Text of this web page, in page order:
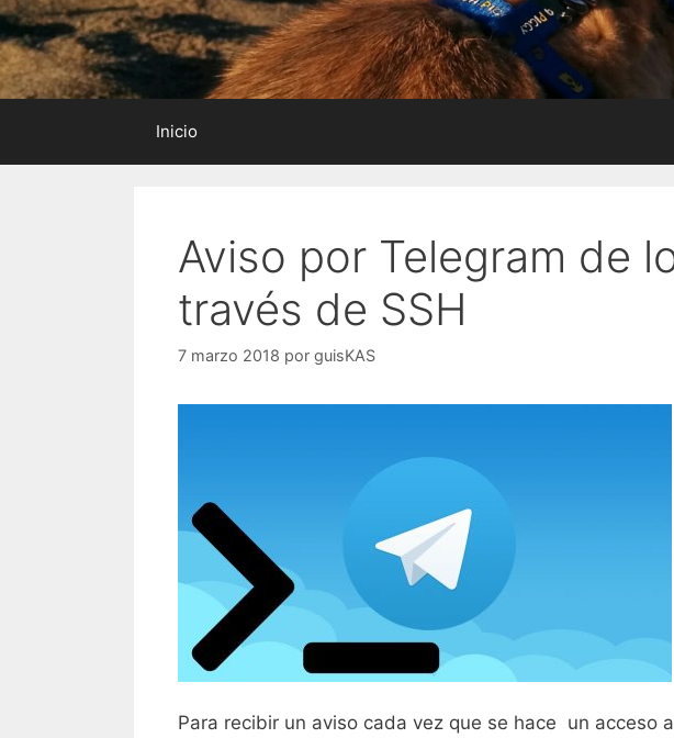
Inicio
Aviso por Telegram de
través de SSH
7 marzo 2018 por guisKAS
Para recibir un aviso cada vez que se hace un acceso